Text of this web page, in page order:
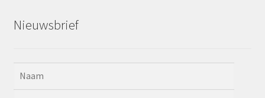
Nieuwsbrief